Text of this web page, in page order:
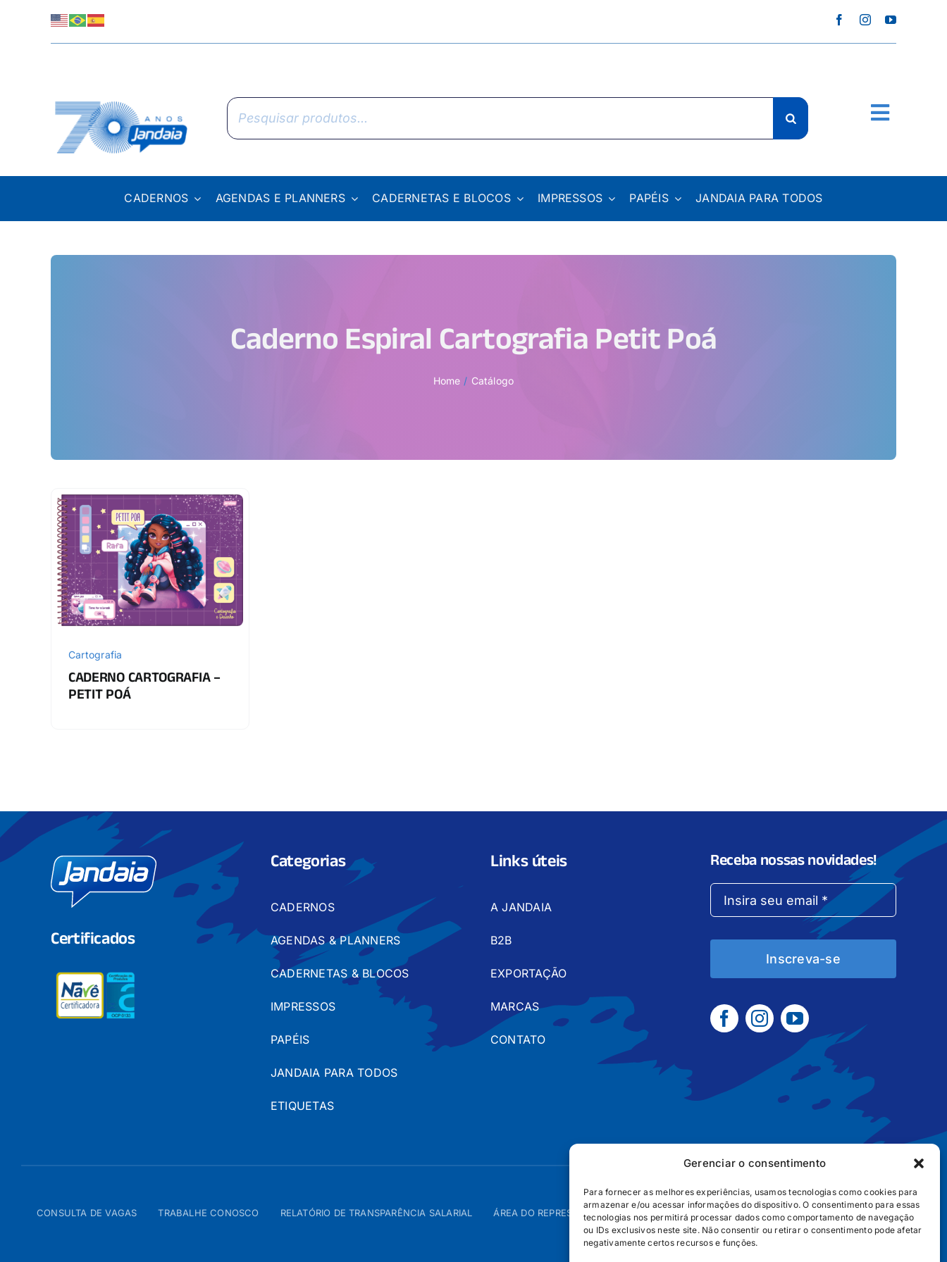
Gerenciar o consentimento
Para fornecer as melhores experiências, usamos tecnologias como cookies para
armazenar e/ou acessar informações do dispositivo. O consentimento para essas
tecnologias nos permitirá processar dados como comportamento de navegação
ou IDs exclusivos neste site. Não consentir ou retirar o consentimento pode afetar
negativamente certos recursos e funções.
Pesquisar
produtos
CADERNOS AGENDAS E PLANNERS CADERNETAS E BLOCOS IMPRESSOS PAPÉIS JANDAIA PARA TODOS
Caderno Espiral Cartografia Petit Poá
Home Catálogo
Cartografia
CADERNO CARTOGRAFIA –
PETIT POÁ
Certificados
Categorias
CADERNOS
AGENDAS & PLANNERS
CADERNETAS & BLOCOS
IMPRESSOS
PAPÉIS
JANDAIA PARA TODOS
ETIQUETAS
Links úteis
A JANDAIA
B2B
EXPORTAÇÃO
MARCAS
CONTATO
Receba nossas novidades!
Inscreva-se
CONSULTA DE VAGAS TRABALHE CONOSCO RELATÓRIO DE TRANSPARÊNCIA SALARIAL ÁREA DO REPRESENTANTE – B2B POLÍTICA DE COOKIES POLÍTICA DE PRIVACIDADE